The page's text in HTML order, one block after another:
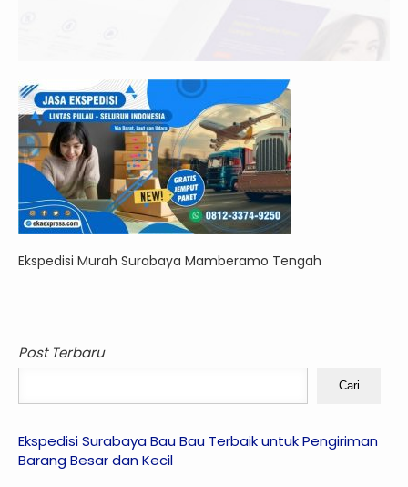
Ekspedisi Murah Surabaya Mamberamo Tengah
Post Terbaru
Cari
Ekspedisi Surabaya Bau Bau Terbaik untuk Pengiriman
Barang Besar dan Kecil